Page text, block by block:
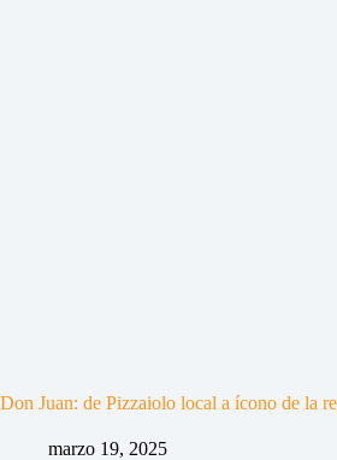
Don Juan: de Pizzaiolo local a ícono de la
marzo 19, 2025